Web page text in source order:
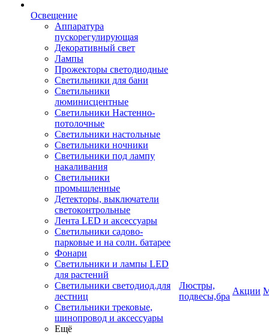
Освещение
Аппаратура
пускорегулирующая
Декоративный свет
Лампы
Прожекторы светодиодные
Светильники для бани
Светильники
люминисцентные
Светильники Настенно-
потолочные
Светильники настольные
Светильники ночники
Светильники под лампу
накаливания
Светильники
промышленные
Детекторы, выключатели
светоконтрольные
Лента LED и аксессуары
Светильники садово-
парковые и на солн. батарее
Фонари
Светильники и лампы LED
для растений
Светильники светодиод.для
лестниц
Светильники трековые,
шинопровод и аксессуары
Ещё
Люстры,
подвесы,бра
Акции